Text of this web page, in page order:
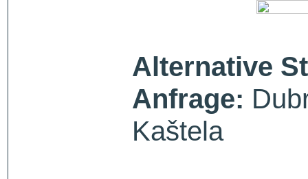
Alternative
Anfrage:
Kaštela